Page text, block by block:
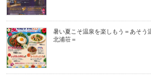
暑い夏こそ温泉を楽しもう＝あそう
北浦荘＝